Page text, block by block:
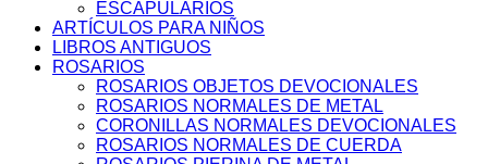
ESCAPULARIOS
ARTÍCULOS PARA NIÑOS
LIBROS ANTIGUOS
ROSARIOS
ROSARIOS OBJETOS DEVOCIONALES
ROSARIOS NORMALES DE METAL
CORONILLAS NORMALES DEVOCIONALES
ROSARIOS NORMALES DE CUERDA